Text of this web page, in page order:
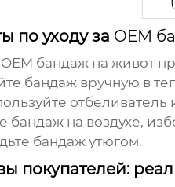
по уходу за OEM
OEM бандаж на живот
бандаж вручную в
бандаж на воздухе,
бандаж утюгом.
покупателей: